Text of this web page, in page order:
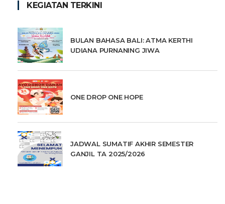
KEGIATAN TERKINI
BULAN BAHASA BALI: ATMA KERTHI
UDIANA PURNANING JIWA
ONE DROP ONE HOPE
JADWAL SUMATIF AKHIR SEMESTER
GANJIL TA 2025/2026